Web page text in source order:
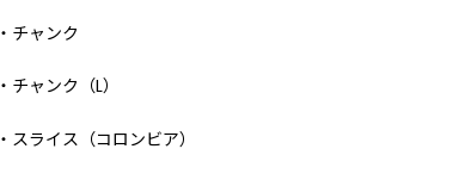
チャンク
ャンク（L）
ライス（コロンビア）